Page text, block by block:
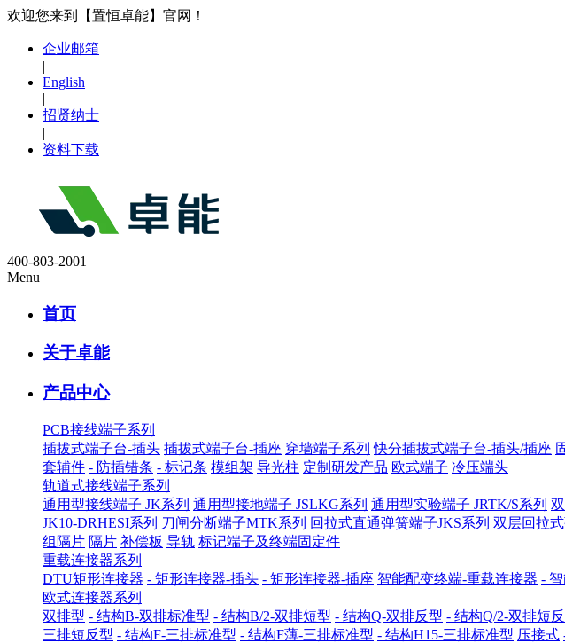
欢迎您来到【置恒卓能】官网！
企业邮箱
|
English
|
招贤纳士
|
资料下载
400-803-2001
Menu
首页
关于卓能
产品中心
PCB接线端子系列
插拔式端子台-插头 插拔式端子台-插座 穿墙端子系列 快分插拔式端子台-插头/插座
套辅件 - 防插错条 - 标记条 模组架 导光柱 定制研发产品 欧式端子 冷压端头
轨道式接线端子系列
通用型接线端子 JK系列 通用型接地端子 JSLKG系列 通用型实验端子 JRTK/S系列
JK10-DRHESI系列 刀闸分断端子MTK系列 回拉式直通弹簧端子JKS系列 双层回拉
组隔片 隔片 补偿板 导轨 标记端子及终端固定件
重载连接器系列
DTU矩形连接器 - 矩形连接器-插头 - 矩形连接器-插座 智能配变终端-重载连接器 -
欧式连接器系列
双排型 - 结构B-双排标准型 - 结构B/2-双排短型 - 结构Q-双排反型 - 结构Q/2-双排短
三排短反型 - 结构F-三排标准型 - 结构F薄-三排标准型 - 结构H15-三排标准型 压接式